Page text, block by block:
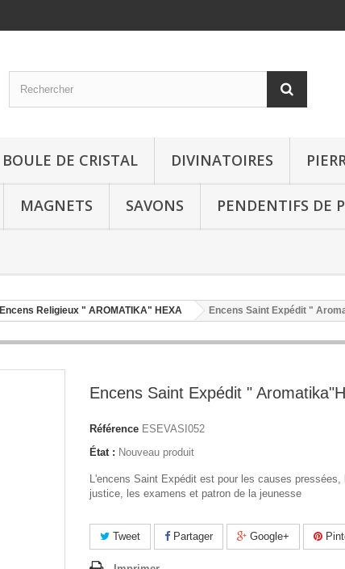
BOULE DE CRISTAL DIVINATOIRES
MAGNETS SAVONS PENDENTIFS DE
Encens Religieux " AROMATIKA" HEXA Encens Saint Expédit "
Encens Saint Expédit "
Référence ESEVASI052
État : Nouveau produit
L'encens Saint Expédit est pour les causes pressées,
justice, les examens et patron de la jeunesse
Tweet Partager Google+